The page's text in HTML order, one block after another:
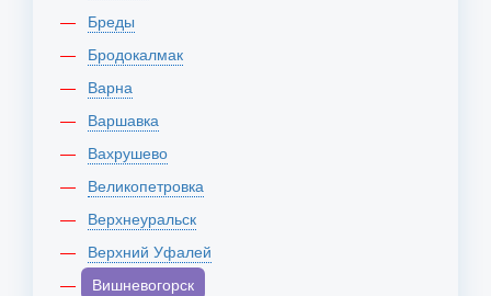
Бреды
Бродокалмак
Варна
Варшавка
Вахрушево
Великопетровка
Верхнеуральск
Верхний Уфалей
Вишневогорск